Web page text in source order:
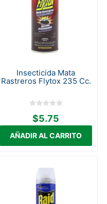
Insecticida Mata
Rastreros Flytox 235 Cc.
$5.75